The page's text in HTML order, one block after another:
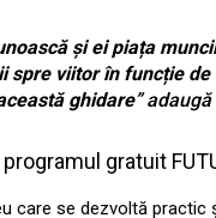
și ei piața
spre viitor în funcție
ghidare”
gratuit
care se dezvoltă practic